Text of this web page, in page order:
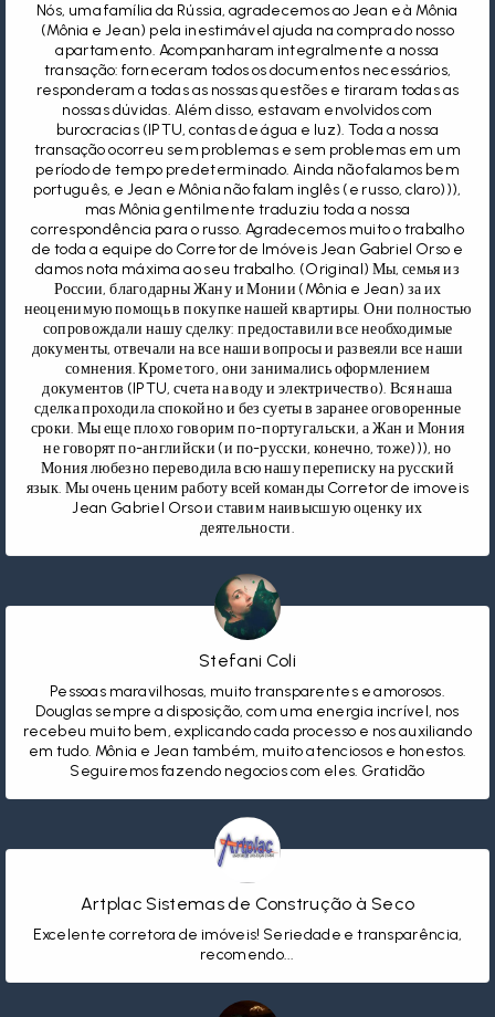
Nós, uma família da Rússia, agradecemos ao Jean e à Mônia
(Mônia e Jean) pela inestimável ajuda na compra do nosso
apartamento. Acompanharam integralmente a nossa
transação: forneceram todos os documentos necessários,
responderam a todas as nossas questões e tiraram todas as
nossas dúvidas. Além disso, estavam envolvidos com
burocracias (IPTU, contas de água e luz). Toda a nossa
transação ocorreu sem problemas e sem problemas em um
período de tempo predeterminado. Ainda não falamos bem
português, e Jean e Mônia não falam inglês (e russo, claro))),
mas Mônia gentilmente traduziu toda a nossa
correspondência para o russo. Agradecemos muito o trabalho
de toda a equipe do Corretor de Imóveis Jean Gabriel Orso e
damos nota máxima ao seu trabalho. (Original) Мы, семья из
России, благодарны Жану и Монии (Mônia e Jean) за их
неоценимую помощь в покупке нашей квартиры. Они полностью
сопровождали нашу сделку: предоставили все необходимые
документы, отвечали на все наши вопросы и развеяли все наши
сомнения. Кроме того, они занимались оформлением
документов (IPTU, счета на воду и электричество). Вся наша
сделка проходила спокойно и без суеты в заранее оговоренные
сроки. Мы еще плохо говорим по-португальски, а Жан и Мония
не говорят по-английски (и по-русски, конечно, тоже))), но
Мония любезно переводила всю нашу переписку на русский
язык. Мы очень ценим работу всей команды Corretor de imoveis
Jean Gabriel Orso и ставим наивысшую оценку их
деятельности.
Stefani Coli
Pessoas maravilhosas, muito transparentes e amorosos.
Douglas sempre a disposição, com uma energia incrível, nos
recebeu muito bem, explicando cada processo e nos auxiliando
em tudo. Mônia e Jean também, muito atenciosos e honestos.
Seguiremos fazendo negocios com eles. Gratidão
Artplac Sistemas de Construção à Seco
Excelente corretora de imóveis! Seriedade e transparência,
recomendo...